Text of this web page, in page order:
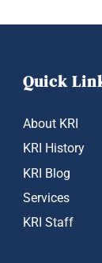
Quick
About KRI
KRI History
KRI Blog
Services
KRI Staff